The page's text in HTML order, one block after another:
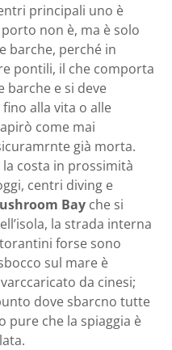
principali uno è
non è, ma è solo
barche, perché in
pontili, il che comporta
barche e si deve
fino alla vita o alle
come mai
già morta.
costa in prossimità
centri diving e
Bay che si
la strada interna
forse sono
sul mare è
da cinesi;
dove sbarcno tutte
pure che la spiaggia è